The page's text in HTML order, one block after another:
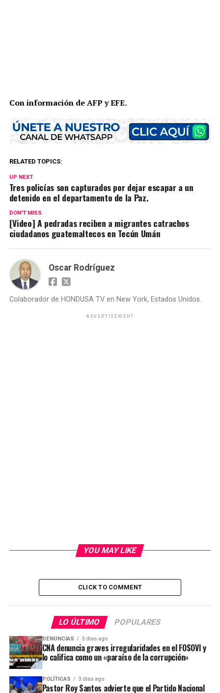
Con información de AFP y EFE.
RELATED TOPICS:
UP NEXT
Tres policías son capturados por dejar escapar a un
detenido en el departamento de la Paz.
DON'T MISS
[Video] A pedradas reciben a migrantes catrachos
ciudadanos guatemaltecos en Tecún Umán
Oscar Rodríguez
Colaborador de HONDUSA TV en New York, Estados Unidos.
ADVERTISEMENT
YOU MAY LIKE
CLICK TO COMMENT
LO ÚLTIMO POPULARES
DENUNCIAS 3 días ago
CNA denuncia graves irregularidades en el FOSOVI y
lo califica como un «paraíso de la corrupción»
POLÍTICAS 3 días ago
Pastor Roy Santos advierte que el Partido Nacional